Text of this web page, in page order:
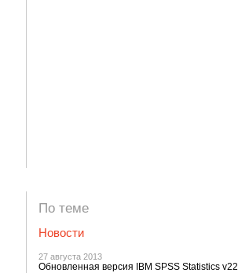
По теме
Новости
27 августа 2013
Обновленная версия IBM SPSS Statistics v22